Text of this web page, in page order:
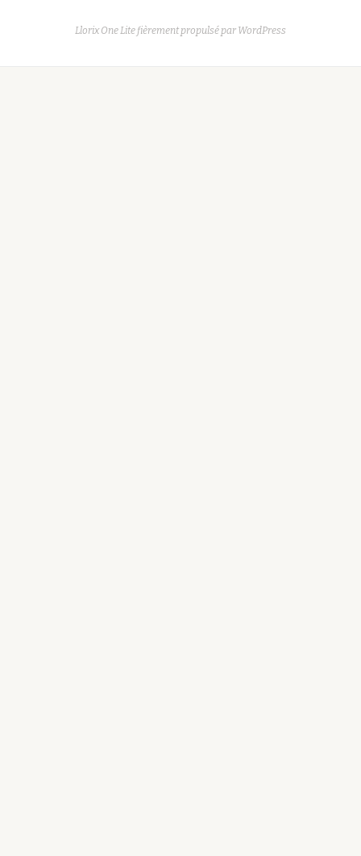
Llorix One Lite fièrement propulsé par WordPress